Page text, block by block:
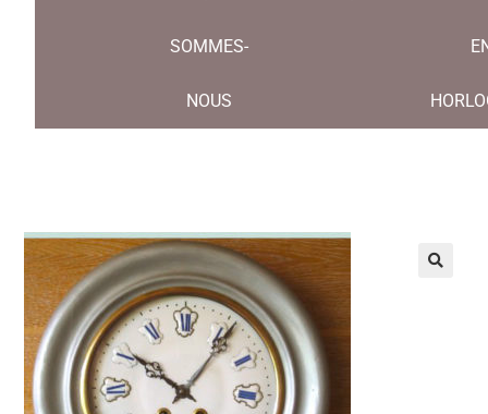
SOMMES-
NOUS